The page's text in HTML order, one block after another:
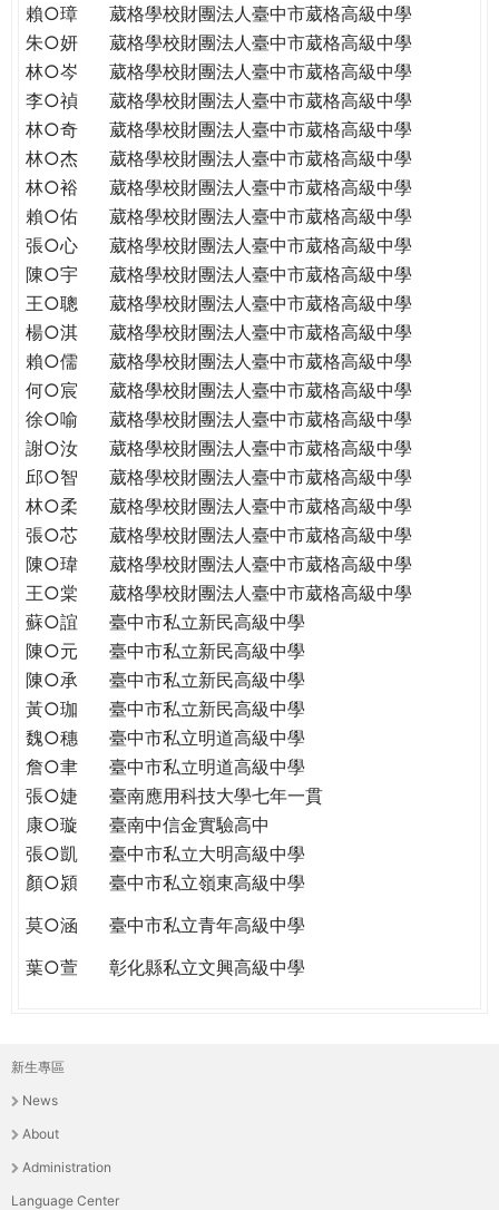
賴○璋
葳格學校財團法人臺中市葳格高級中學
朱○妍
葳格學校財團法人臺中市葳格高級中學
林○岑
葳格學校財團法人臺中市葳格高級中學
李○禎
葳格學校財團法人臺中市葳格高級中學
林○奇
葳格學校財團法人臺中市葳格高級中學
林○杰
葳格學校財團法人臺中市葳格高級中學
林○裕
葳格學校財團法人臺中市葳格高級中學
賴○佑
葳格學校財團法人臺中市葳格高級中學
張○心
葳格學校財團法人臺中市葳格高級中學
陳○宇
葳格學校財團法人臺中市葳格高級中學
王○聰
葳格學校財團法人臺中市葳格高級中學
楊○淇
葳格學校財團法人臺中市葳格高級中學
賴○儒
葳格學校財團法人臺中市葳格高級中學
何○宸
葳格學校財團法人臺中市葳格高級中學
徐○喻
葳格學校財團法人臺中市葳格高級中學
謝○汝
葳格學校財團法人臺中市葳格高級中學
邱○智
葳格學校財團法人臺中市葳格高級中學
林○柔
葳格學校財團法人臺中市葳格高級中學
張○芯
葳格學校財團法人臺中市葳格高級中學
陳○瑋
葳格學校財團法人臺中市葳格高級中學
王○棠
葳格學校財團法人臺中市葳格高級中學
蘇○誼
臺中市私立新民高級中學
陳○元
臺中市私立新民高級中學
陳○承
臺中市私立新民高級中學
黃○珈
臺中市私立新民高級中學
魏○穗
臺中市私立明道高級中學
詹○聿
臺中市私立明道高級中學
張○婕
臺南應用科技大學七年一貫
康○璇
臺南中信金實驗高中
張○凱
臺中市私立大明高級中學
顏○潁
臺中市私立嶺東高級中學
莫○涵
臺中市私立青年高級中學
葉○萱
彰化縣私立文興高級中學
主
選
單
新生專區
News
About
Administration
Language Center